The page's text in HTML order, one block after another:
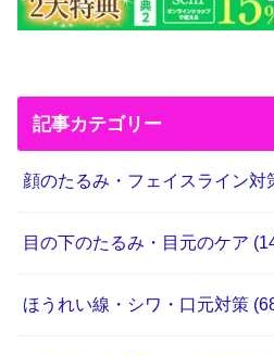
記事カテゴリー
顔のたるみ・フェイスライン対
目の下のたるみ・目元のケア
ほうれい線・シワ・口元対策